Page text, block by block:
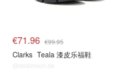
€71.96 €99.95
Clarks Teala 漆皮乐福鞋
@dealmoon.de